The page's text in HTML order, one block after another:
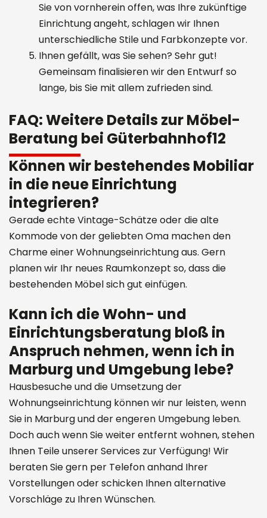
Sie von vornherein offen, was Ihre zukünftige
Einrichtung angeht, schlagen wir Ihnen
unterschiedliche Stile und Farbkonzepte vor.
Ihnen gefällt, was Sie sehen? Sehr gut!
Gemeinsam finalisieren wir den Entwurf so
lange, bis Sie mit allem zufrieden sind.
FAQ: Weitere Details zur Möbel-
Beratung bei Güterbahnhof12
Können wir bestehendes Mobiliar
in die neue Einrichtung
integrieren?
Gerade echte Vintage-Schätze oder die alte
Kommode von der geliebten Oma machen den
Charme einer Wohnungseinrichtung aus. Gern
planen wir Ihr neues Raumkonzept so, dass die
bestehenden Möbel sich gut einfügen.
Kann ich die Wohn- und
Einrichtungsberatung bloß in
Anspruch nehmen, wenn ich in
Marburg und Umgebung lebe?
Hausbesuche und die Umsetzung der
Wohnungseinrichtung können wir nur leisten, wenn
Sie in Marburg und der engeren Umgebung leben.
Doch auch wenn Sie weiter entfernt wohnen, stehen
Ihnen Teile unserer Services zur Verfügung! Wir
beraten Sie gern per Telefon anhand Ihrer
Vorstellungen oder schicken Ihnen alternative
Vorschläge zu Ihren Wünschen.